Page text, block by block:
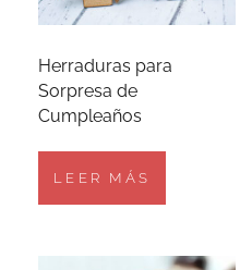
Herraduras para
Sorpresa de
Cumpleaños
LEER MÁS